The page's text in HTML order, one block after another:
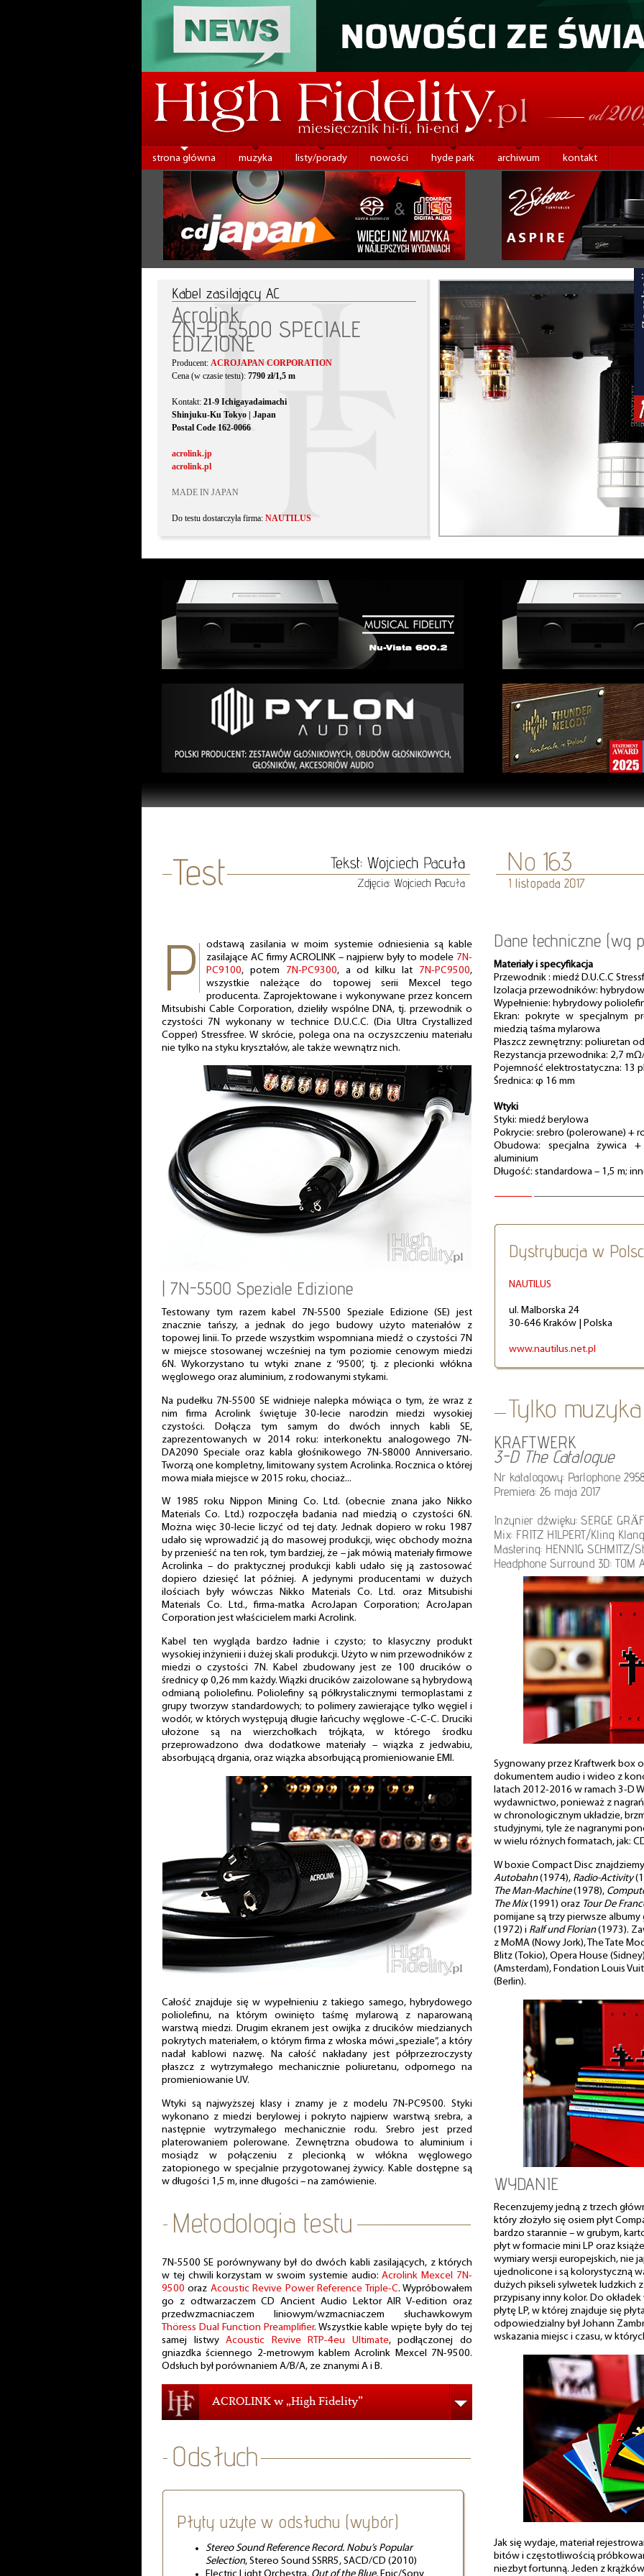
strona główna muzyka listy/porady nowości hyde park archiwum kontakt
Kabel zasilający AC
Acrolink
7N-PC5500 SPECIALE
EDIZIONE
Producent: ACROJAPAN CORPORATION
Cena (w czasie testu): 7790 zł/1,5 m
Kontakt: 21-9 Ichigayadaimachi
Shinjuku-Ku Tokyo | Japan
Postal Code 162-0066
acrolink.jp
acrolink.pl
MADE IN JAPAN
Do testu dostarczyła firma: NAUTILUS
odstawą zasilania w moim systemie odniesienia są kable
zasilające AC firmy ACROLINK – najpierw były to modele 7N-
PC9100, potem 7N-PC9300, a od kilku lat 7N-PC9500,
wszystkie należące do topowej serii Mexcel tego
producenta. Zaprojektowane i wykonywane przez koncern
Mitsubishi Cable Corporation, dzieliły wspólne DNA, tj. przewodnik o
czystości 7N wykonany w technice D.U.C.C. (Dia Ultra Crystallized
Copper) Stressfree. W skrócie, polega ona na oczyszczeniu materiału
nie tylko na styku kryształów, ale także wewnątrz nich.
| 7N-5500 Speziale Edizione
Testowany tym razem kabel 7N-5500 Speziale Edizione (SE) jest
znacznie tańszy, a jednak do jego budowy użyto materiałów z
topowej linii. To przede wszystkim wspomniana miedź o czystości 7N
w miejsce stosowanej wcześniej na tym poziomie cenowym miedzi
6N. Wykorzystano tu wtyki znane z ‘9500’, tj. z plecionki włókna
węglowego oraz aluminium, z rodowanymi stykami.
Na pudełku 7N-5500 SE widnieje nalepka mówiąca o tym, że wraz z
nim firma Acrolink świętuje 30-lecie narodzin miedzi wysokiej
czystości. Dołącza tym samym do dwóch innych kabli SE,
zaprezentowanych w 2014 roku: interkonektu analogowego 7N-
DA2090 Speciale oraz kabla głośnikowego 7N-S8000 Anniversario.
Tworzą one kompletny, limitowany system Acrolinka. Rocznica o której
mowa miała miejsce w 2015 roku, chociaż...
W 1985 roku Nippon Mining Co. Ltd. (obecnie znana jako Nikko
Materials Co. Ltd.) rozpoczęła badania nad miedzią o czystości 6N.
Można więc 30-lecie liczyć od tej daty. Jednak dopiero w roku 1987
udało się wprowadzić ją do masowej produkcji, więc obchody można
by przenieść na ten rok, tym bardziej, że – jak mówią materiały firmowe
Acrolinka – do praktycznej produkcji kabli udało się ją zastosować
dopiero dziesięć lat później. A jedynymi producentami w dużych
ilościach były wówczas Nikko Materials Co. Ltd. oraz Mitsubishi
Materials Co. Ltd., firma-matka AcroJapan Corporation; AcroJapan
Corporation jest właścicielem marki Acrolink.
Kabel ten wygląda bardzo ładnie i czysto; to klasyczny produkt
wysokiej inżynierii i dużej skali produkcji. Użyto w nim przewodników z
miedzi o czystości 7N. Kabel zbudowany jest ze 100 drucików o
średnicy φ 0,26 mm każdy. Wiązki drucików zaizolowane są hybrydową
odmianą poliolefinu. Poliolefiny są półkrystalicznymi termoplastami z
grupy tworzyw standardowych; to polimery zawierające tylko węgiel i
wodór, w których występują długie łańcuchy węglowe -C-C-C. Druciki
ułożone są na wierzchołkach trójkąta, w którego środku
przeprowadzono dwa dodatkowe materiały – wiązka z jedwabiu,
absorbującą drgania, oraz wiązka absorbującą promieniowanie EMI.
Całość znajduje się w wypełnieniu z takiego samego, hybrydowego
poliolefinu, na którym owinięto taśmę mylarową z naparowaną
warstwą miedzi. Drugim ekranem jest owijka z drucików miedzianych
pokrytych materiałem, o którym firma z włoska mówi „speziale”, a który
nadał kablowi nazwę. Na całość nakładany jest półprzezroczysty
płaszcz z wytrzymałego mechanicznie poliuretanu, odpornego na
promieniowanie UV.
Wtyki są najwyższej klasy i znamy je z modelu 7N-PC9500. Styki
wykonano z miedzi berylowej i pokryto najpierw warstwą srebra, a
następnie wytrzymałego mechanicznie rodu. Srebro jest przed
platerowaniem polerowane. Zewnętrzna obudowa to aluminium i
mosiądz w połączeniu z plecionką w włókna węglowego
zatopionego w specjalnie przygotowanej żywicy. Kable dostępne są
w długości 1,5 m, inne długości – na zamówienie.
7N-5500 SE porównywany był do dwóch kabli zasilających, z których
w tej chwili korzystam w swoim systemie audio:Acrolink Mexcel 7N-
9500 oraz Acoustic Revive Power Reference Triple-C. Wypróbowałem
go z odtwarzaczem CD Ancient Audio Lektor AIR V-edition oraz
przedwzmacniaczem liniowym/wzmacniaczem słuchawkowym
Thöress Dual Function Preamplifier. Wszystkie kable wpięte były do tej
samej listwyAcoustic Revive RTP-4eu Ultimate, podłączonej do
gniazdka ściennego 2-metrowym kablem Acrolink Mexcel 7N-9500.
Odsłuch był porównaniem A/B/A, ze znanymi A i B.
ACROLINK w „High Fidelity”
Płyty użyte w odsłuchu (wybór)
Stereo Sound Reference Record. Nobu’s Popular
Selection, Stereo Sound SSRR5, SACD/CD (2010)
Dane techniczne (wg
Materiały i specyfikacja
Przewodnik : miedź D.U.C.C
Izolacja przewodników:
Wypełnienie: hybrydowy
Ekran: pokryte w specjalnym
miedzią taśma mylarowa
Płaszcz zewnętrzny: poliuretan
Rezystancja przewodnika: 2,7
Pojemność elektrostatyczna: 13
Średnica: φ 16 mm
Wtyki
Styki: miedź berylowa
Pokrycie: srebro (polerowane) +
Obudowa: specjalna żywica
aluminium
Długość: standardowa – 1,5 m;
Dystrybucja w
NAUTILUS
ul. Malborska 24
30-646 Kraków | Polska
www.nautilus.net.pl
KRAFTWERK
3-D The Catalogue
Nr katalogowy: Parlophone
Premiera: 26 maja 2017
Inżynier dźwięku: SERGE
Mix: FRITZ HILPERT/Kling
Mastering: HENNIG SCHMITZ/
Headphone Surround 3D: TOM
Sygnowany przez Kraftwerk box
dokumentem audio i wideo z
latach 2012-2016 w ramach 3-D
wydawnictwo, ponieważ z
w chronologicznym układzie,
studyjnymi, tyle że nagranymi
w wielu różnych formatach, jak:
W boxie Compact Disc
Autobahn(1974), Radio-Activity
The Man-Machine(1978),
The Mix(1991) oraz Tour De
pomijane są trzy pierwsze albumy
(1972) i Ralf und Florian(1973).
z MoMA (Nowy Jork), The Tate
Blitz (Tokio), Opera House
(Amsterdam), Fondation Louis
(Berlin).
WYDANIE
Recenzujemy jedną z trzech
który złożyło się osiem płyt
bardzo starannie – w grubym,
płyt w formacie mini LP oraz
wymiary wersji europejskich, nie
ujednolicone i są kolorystyczną
dużych pikseli sylwetek ludzkich z
przypisany inny kolor. Do
płytę LP, w której znajduje się
odpowiedzialny był Johann
wskazania miejsc i czasu, w
Jak się wydaje, materiał
bitów i częstotliwością
niezbyt fortunną. Jeden z